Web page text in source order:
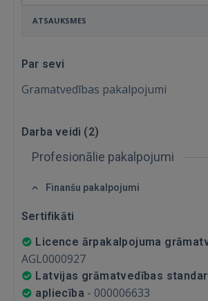
Ienākt
ATSAUKSMES
Par sevi
Gramatvedības pakalpojumi
Darba veidi (2)
Profesionālie pakalpojumi
Finanšu pakalpojumi
Sertifikāti
Licence ārpakalpojuma
AGL0000927
Latvijas grāmatvedības
apliecība - 000006633